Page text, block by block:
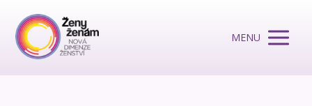
MENU